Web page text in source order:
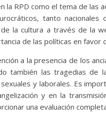
RPD como el tema de las
tanto nacionales
la cultura a través de la
de las políticas en favor
a la presencia de los
también las tragedias de
y laborales. Es
y en la
una evaluación